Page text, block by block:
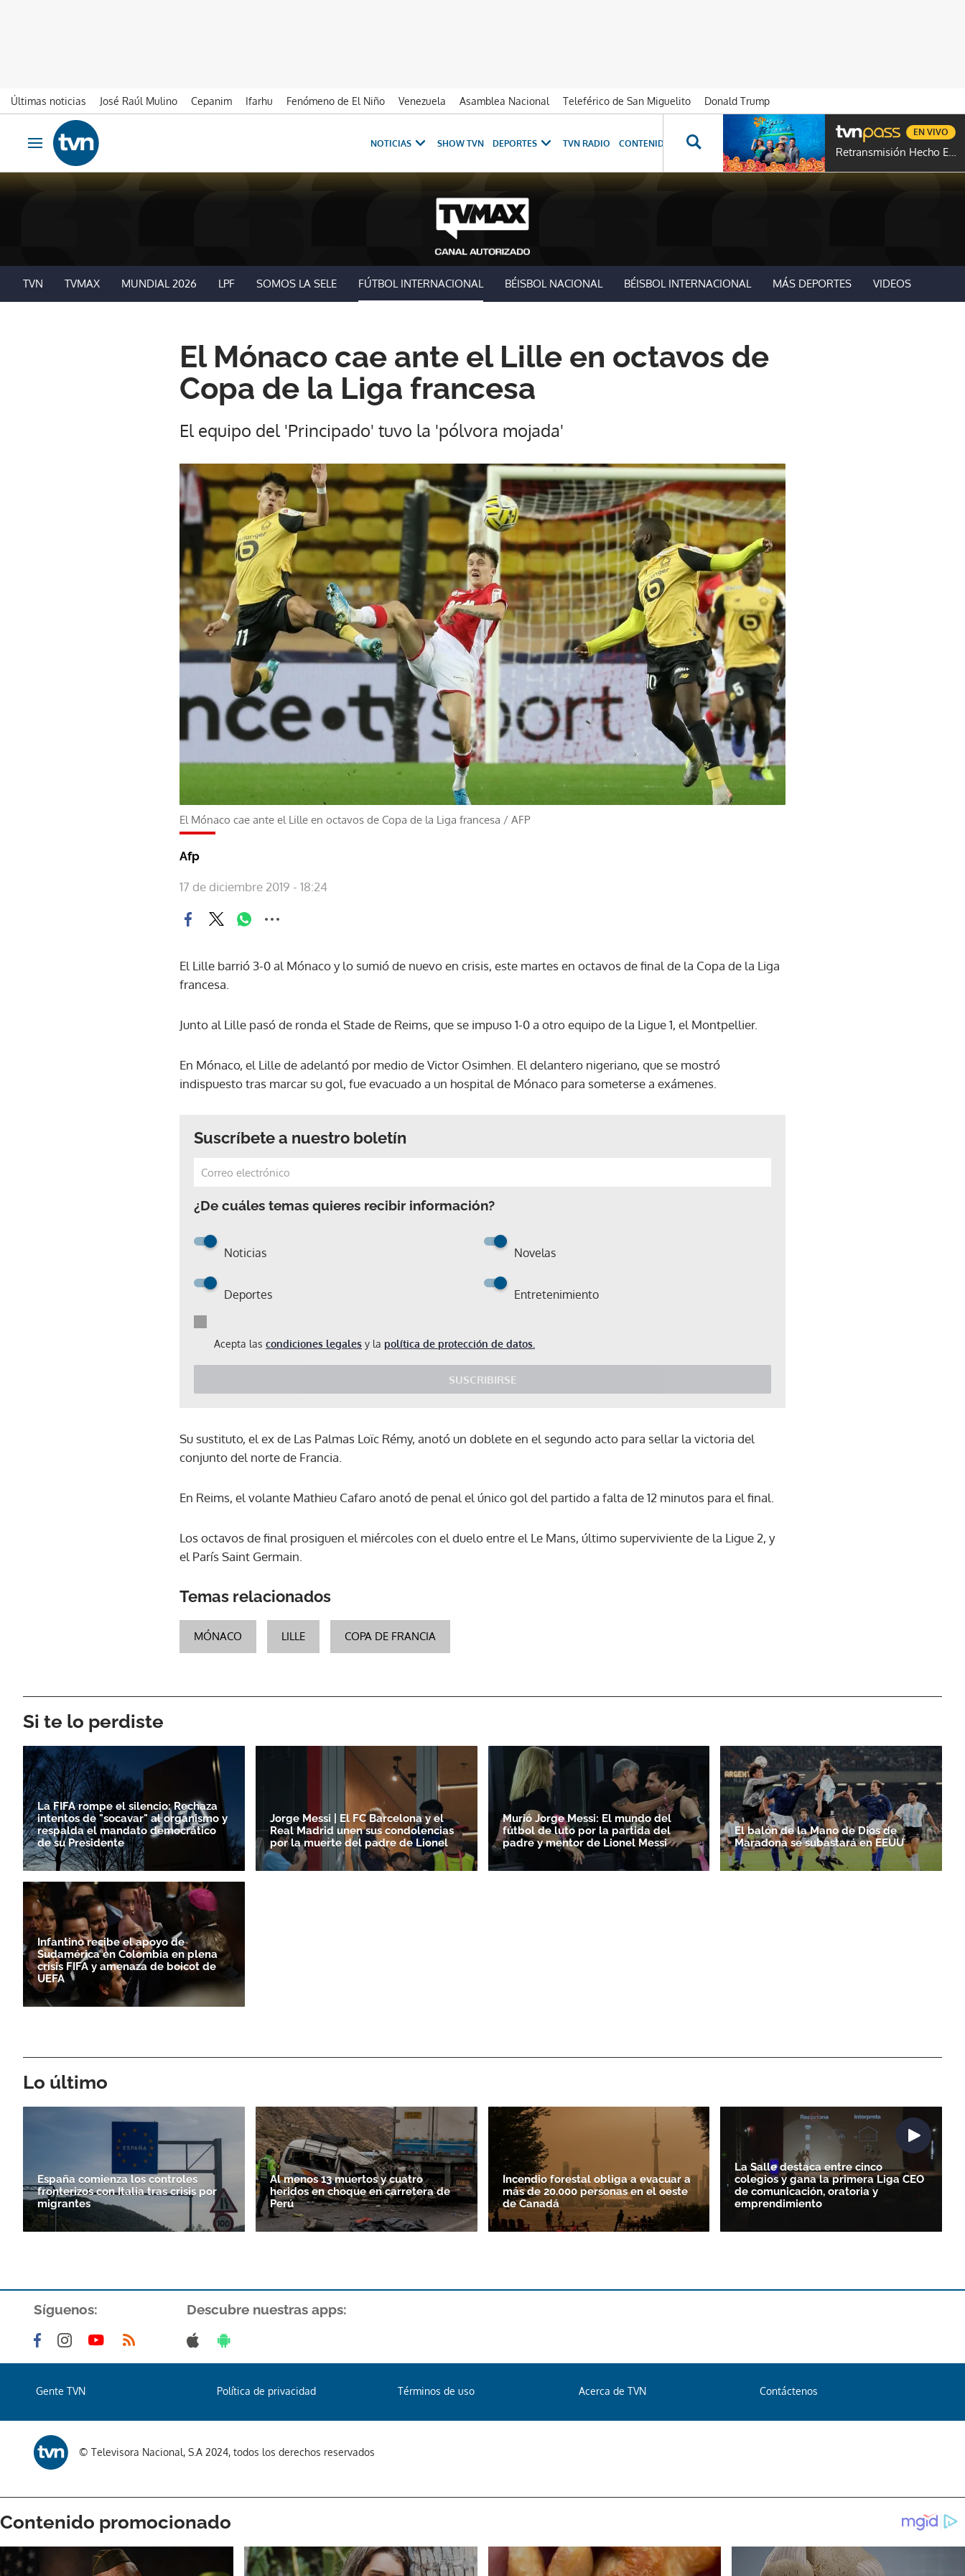
Últimas noticias José Raúl Mulino Cepanim Ifarhu Fenómeno de El Niño Venezuela Asamblea Nacional Teleférico de San Miguelito
Donald Trump
Ir al contenido
Obrir navegació
NOTICIAS SHOW TVN DEPORTES TVN RADIO CONTENIDOS ESPECIALES NOVELAS PROGRAMAS GENTE TVN
Retransmisión Hecho En Panamá
EN VIVO
TVN TVMAX MUNDIAL 2026 LPF SOMOS LA SELE FÚTBOL INTERNACIONAL BÉISBOL NACIONAL BÉISBOL INTERNACIONAL MÁS DEPORTES VIDEOS
El Mónaco cae ante el Lille en octavos de
Copa de la Liga francesa
El equipo del 'Principado' tuvo la 'pólvora mojada'
El Mónaco cae ante el Lille en octavos de Copa de la Liga francesa / AFP
Afp
17 de diciembre 2019 - 18:24
El Lille barrió 3-0 al Mónaco y lo sumió de nuevo en crisis, este martes en octavos de final de la Copa de la Liga
francesa.
Junto al Lille pasó de ronda el Stade de Reims, que se impuso 1-0 a otro equipo de la Ligue 1, el Montpellier.
En Mónaco, el Lille de adelantó por medio de Victor Osimhen. El delantero nigeriano, que se mostró
indispuesto tras marcar su gol, fue evacuado a un hospital de Mónaco para someterse a exámenes.
Suscríbete a nuestro boletín
¿De cuáles temas quieres recibir información?
Noticias Novelas
Deportes Entretenimiento
Acepta las condiciones legales y la política de protección de datos.
SUSCRIBIRSE
Su sustituto, el ex de Las Palmas Loïc Rémy, anotó un doblete en el segundo acto para sellar la victoria del
conjunto del norte de Francia.
En Reims, el volante Mathieu Cafaro anotó de penal el único gol del partido a falta de 12 minutos para el final.
Los octavos de final prosiguen el miércoles con el duelo entre el Le Mans, último superviviente de la Ligue 2, y
el París Saint Germain.
Temas relacionados
MÓNACO LILLE COPA DE FRANCIA
Si te lo perdiste
La FIFA rompe el silencio: Rechaza
intentos de "socavar" al organismo y
respalda el mandato democrático
de su Presidente
Jorge Messi | El FC Barcelona y el
Real Madrid unen sus condolencias
por la muerte del padre de Lionel
Murió Jorge Messi: El mundo del
fútbol de luto por la partida del
padre y mentor de Lionel Messi
El balón de la Mano de Dios de
Maradona se subastará en EEUU
Infantino recibe el apoyo de
Sudamérica en Colombia en plena
crisis FIFA y amenaza de boicot de
UEFA
Lo último
España comienza los controles
fronterizos con Italia tras crisis por
migrantes
Al menos 13 muertos y cuatro
heridos en choque en carretera de
Perú
Incendio forestal obliga a evacuar a
más de 20.000 personas en el oeste
de Canadá
La Salle destaca entre cinco
colegios y gana la primera Liga CEO
de comunicación, oratoria y
emprendimiento
Síguenos: Descubre nuestras apps:
Gente TVN Política de privacidad Términos de uso Acerca de TVN Contáctenos
© Televisora Nacional, S.A 2024, todos los derechos reservados